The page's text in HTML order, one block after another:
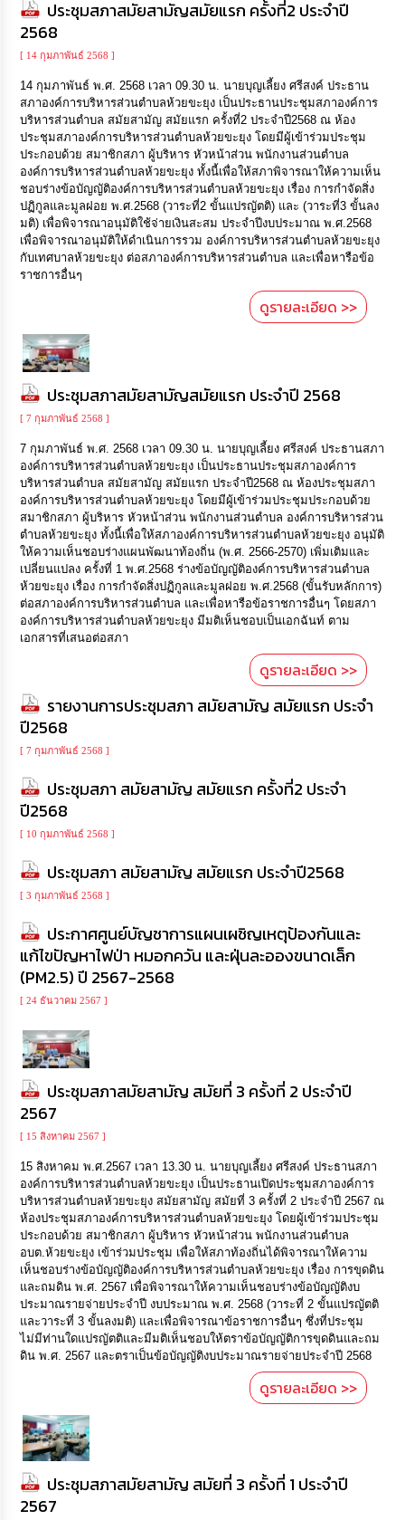
ประชุมสภาสมัยสามัญสมัยแรก ครั้งที่2 ประจำปี
2568
[ 14 กุมภาพันธ์ 2568 ]
14 กุมภาพันธ์ พ.ศ. 2568 เวลา 09.30 น. นายบุญเลี้ยง ศรีสงค์ ประธาน
สภาองค์การบริหารส่วนตำบลห้วยขะยุง เป็นประธานประชุมสภาองค์การ
บริหารส่วนตำบล สมัยสามัญ สมัยแรก ครั้งที่2 ประจำปี2568 ณ ห้อง
ประชุมสภาองค์การบริหารส่วนตำบลห้วยขะยุง โดยมีผู้เข้าร่วมประชุม
ประกอบด้วย สมาชิกสภา ผู้บริหาร หัวหน้าส่วน พนักงานส่วนตำบล
องค์การบริหารส่วนตำบลห้วยขะยุง ทั้งนี้เพื่อให้สภาพิจารณาให้ความเห็น
ชอบร่างข้อบัญญัติองค์การบริหารส่วนตำบลห้วยขะยุง เรื่อง การกำจัดสิ่ง
ปฏิกูลและมูลฝอย พ.ศ.2568 (วาระที่2 ขั้นแปรญัตติ) และ (วาระที่3 ขั้นลง
มติ) เพื่อพิจารณาอนุมัติใช้จ่ายเงินสะสม ประจำปีงบประมาณ พ.ศ.2568
เพื่อพิจารณาอนุมัติให้ดำเนินการรวม องค์การบริหารส่วนตำบลห้วยขะยุง
กับเทศบาลห้วยขะยุง ต่อสภาองค์การบริหารส่วนตำบล และเพื่อหารือข้อ
ราชการอื่นๆ
ดูรายละเอียด >>
ประชุมสภาสมัยสามัญสมัยแรก ประจำปี 2568
[ 7 กุมภาพันธ์ 2568 ]
7 กุมภาพันธ์ พ.ศ. 2568 เวลา 09.30 น. นายบุญเลี้ยง ศรีสงค์ ประธานสภา
องค์การบริหารส่วนตำบลห้วยขะยุง เป็นประธานประชุมสภาองค์การ
บริหารส่วนตำบล สมัยสามัญ สมัยแรก ประจำปี2568 ณ ห้องประชุมสภา
องค์การบริหารส่วนตำบลห้วยขะยุง โดยมีผู้เข้าร่วมประชุมประกอบด้วย
สมาชิกสภา ผู้บริหาร หัวหน้าส่วน พนักงานส่วนตำบล องค์การบริหารส่วน
ตำบลห้วยขะยุง ทั้งนี้เพื่อให้สภาองค์การบริหารส่วนตำบลห้วยขะยุง อนุมัติ
ให้ความเห็นชอบร่างแผนพัฒนาท้องถิ่น (พ.ศ. 2566-2570) เพิ่มเติมและ
เปลี่ยนแปลง ครั้งที่ 1 พ.ศ.2568 ร่างข้อบัญญัติองค์การบริหารส่วนตำบล
ห้วยขะยุง เรื่อง การกำจัดสิ่งปฏิกูลและมูลฝอย พ.ศ.2568 (ขั้นรับหลักการ)
ต่อสภาองค์การบริหารส่วนตำบล และเพื่อหารือข้อราชการอื่นๆ โดยสภา
องค์การบริหารส่วนตำบลห้วยขะยุง มีมติเห็นชอบเป็นเอกฉันท์ ตาม
เอกสารที่เสนอต่อสภา
ดูรายละเอียด >>
รายงานการประชุมสภา สมัยสามัญ สมัยแรก ประจำ
ปี2568
[ 7 กุมภาพันธ์ 2568 ]
ประชุมสภา สมัยสามัญ สมัยแรก ครั้งที่2 ประจำ
ปี2568
[ 10 กุมภาพันธ์ 2568 ]
ประชุมสภา สมัยสามัญ สมัยแรก ประจำปี2568
[ 3 กุมภาพันธ์ 2568 ]
ประกาศศูนย์บัญชาการแผนเผชิญเหตุป้องกันและ
แก้ไขปัญหาไฟป่า หมอกควัน และฝุ่นละอองขนาดเล็ก
(PM2.5) ปี 2567-2568
[ 24 ธันวาคม 2567 ]
ประชุมสภาสมัยสามัญ สมัยที่ 3 ครั้งที่ 2 ประจำปี
2567
[ 15 สิงหาคม 2567 ]
15 สิงหาคม พ.ศ.2567 เวลา 13.30 น. นายบุญเลี้ยง ศรีสงค์ ประธานสภา
องค์การบริหารส่วนตำบลห้วยขะยุง เป็นประธานเปิดประชุมสภาองค์การ
บริหารส่วนตำบลห้วยขะยุง สมัยสามัญ สมัยที่ 3 ครั้งที่ 2 ประจำปี 2567 ณ
ห้องประชุมสภาองค์การบริหารส่วนตำบลห้วยขะยุง โดยผู้เข้าร่วมประชุม
ประกอบด้วย สมาชิกสภา ผู้บริหาร หัวหน้าส่วน พนักงานส่วนตำบล
อบต.ห้วยขะยุง เข้าร่วมประชุม เพื่อให้สภาท้องถิ่นได้พิจารณาให้ความ
เห็นชอบร่างข้อบัญญัติองค์การบริหารส่วนตำบลห้วยขะยุง เรื่อง การขุดดิน
และถมดิน พ.ศ. 2567 เพื่อพิจารณาให้ความเห็นชอบร่างข้อบัญญัติงบ
ประมาณรายจ่ายประจำปี งบประมาณ พ.ศ. 2568 (วาระที่ 2 ขั้นแปรญัตติ
และวาระที่ 3 ขั้นลงมติ) และเพื่อพิจารณาข้อราชการอื่นๆ ซึ่งที่ประชุม
ไม่มีท่านใดแปรญัตติและมีมติเห็นชอบให้ตราข้อบัญญัติการขุดดินและถม
ดิน พ.ศ. 2567 และตราเป็นข้อบัญญัติงบประมาณรายจ่ายประจำปี 2568
ดูรายละเอียด >>
ประชุมสภาสมัยสามัญ สมัยที่ 3 ครั้งที่ 1 ประจำปี
2567